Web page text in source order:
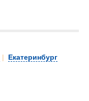
| Екатеринбург